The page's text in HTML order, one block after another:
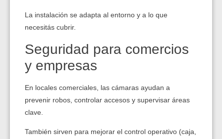
La instalación se adapta al entorno y a lo que
necesitás cubrir.
Seguridad para comercios
y empresas
En locales comerciales, las cámaras ayudan a
prevenir robos, controlar accesos y supervisar áreas
clave.
También sirven para mejorar el control operativo (caja,